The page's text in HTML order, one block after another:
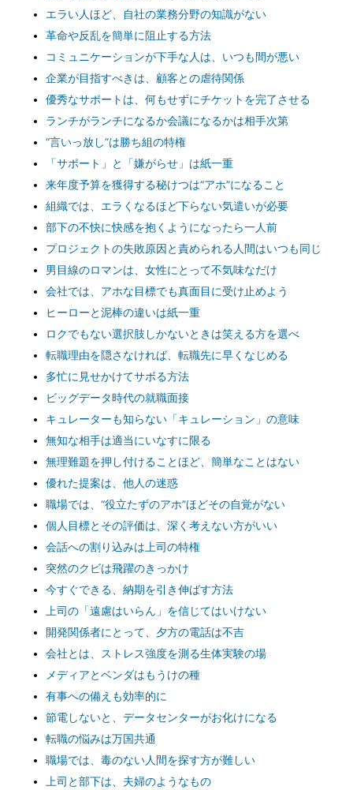
エラい人ほど、自社の業務分野の知識がない
革命や反乱を簡単に阻止する方法
コミュニケーションが下手な人は、いつも間が悪い
企業が目指すべきは、顧客との虐待関係
優秀なサポートは、何もせずにチケットを完了させる
ランチがランチになるか会議になるかは相手次第
“言いっ放し”は勝ち組の特権
「サポート」と「嫌がらせ」は紙一重
来年度予算を獲得する秘けつは“アホ”になること
組織では、エラくなるほど下らない気遣いが必要
部下の不快に快感を抱くようになったら一人前
プロジェクトの失敗原因と責められる人間はいつも同じ
男目線のロマンは、女性にとって不気味なだけ
会社では、アホな目標でも真面目に受け止めよう
ヒーローと泥棒の違いは紙一重
ロクでもない選択肢しかないときは笑える方を選べ
転職理由を隠さなければ、転職先に早くなじめる
多忙に見せかけてサボる方法
ビッグデータ時代の就職面接
キュレーターも知らない「キュレーション」の意味
無知な相手は適当にいなすに限る
無理難題を押し付けることほど、簡単なことはない
優れた提案は、他人の迷惑
職場では、“役立たずのアホ”ほどその自覚がない
個人目標とその評価は、深く考えない方がいい
会話への割り込みは上司の特権
突然のクビは飛躍のきっかけ
今すぐできる、納期を引き伸ばす方法
上司の「遠慮はいらん」を信じてはいけない
開発関係者にとって、夕方の電話は不吉
会社とは、ストレス強度を測る生体実験の場
メディアとベンダはもうけの種
有事への備えも効率的に
節電しないと、データセンターがお化けになる
転職の悩みは万国共通
職場では、毒のない人間を探す方が難しい
上司と部下は、夫婦のようなもの